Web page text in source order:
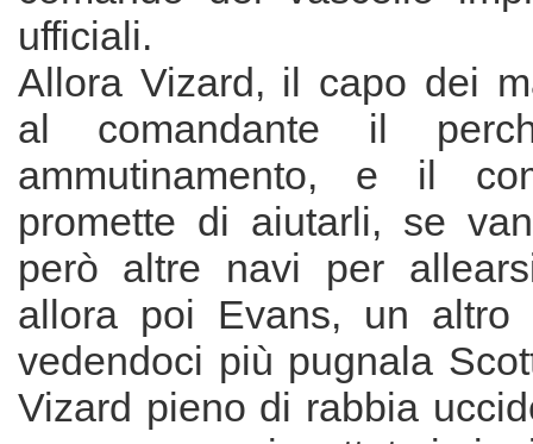
ufficiali.
Allora Vizard, il capo dei
al comandante il
ammutinamento, e il
promette di aiutarli, se
però altre navi per
allora poi Evans, un altro
vedendoci più pugnala
Vizard pieno di rabbia